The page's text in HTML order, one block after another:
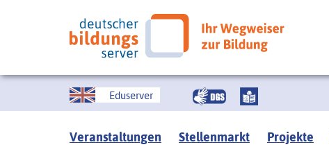
Eduserver
Veranstaltungen Stellenmarkt Projekte